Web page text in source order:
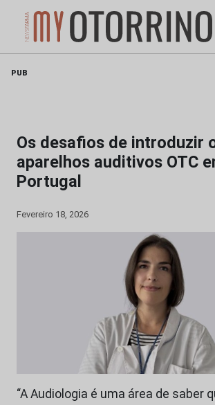
PUB
Os desafios de introduzir
aparelhos auditivos OTC
Portugal
Fevereiro 18, 2026
“A Audiologia é uma área de saber